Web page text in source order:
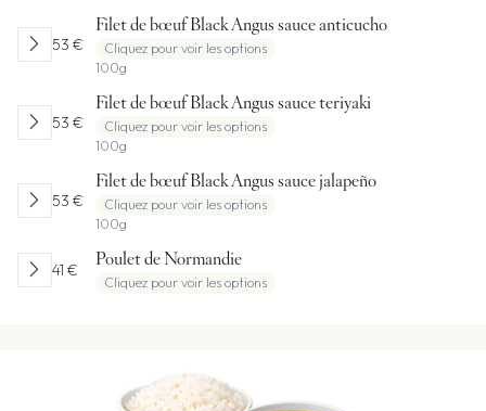
chevron_right 53 €
Filet de bœuf Black Angus sauce anticucho
Cliquez pour voir les options
100g
chevron_right 53 €
Filet de bœuf Black Angus sauce teriyaki
Cliquez pour voir les options
100g
chevron_right 53 €
Filet de bœuf Black Angus sauce jalapeño
Cliquez pour voir les options
100g
chevron_right 41 €
Poulet de Normandie
Cliquez pour voir les options